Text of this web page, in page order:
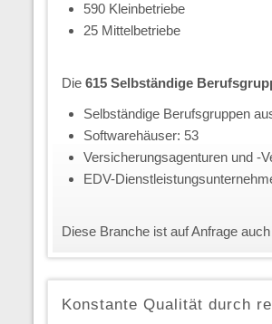
590 Kleinbetriebe
25 Mittelbetriebe
Die 615 Selbständige
Selbständige Berufsgruppen
Softwarehäuser: 53
Versicherungsagenturen und -
EDV-
Diese Branche ist auf Anfrage
Konstante Qualität durch